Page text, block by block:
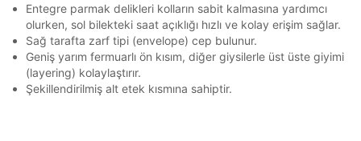
Entegre parmak delikleri kolların sabit kalmasına yardımcı
olurken, sol bilekteki saat açıklığı hızlı ve kolay erişim sağlar.
Sağ tarafta zarf tipi (envelope) cep bulunur.
Geniş yarım fermuarlı ön kısım, diğer giysilerle üst üste giyimi
(layering) kolaylaştırır.
Şekillendirilmiş alt etek kısmına sahiptir.
Çağrı Merkezi / Arama
Kişisel verilerimin Doğuş Perakende Satış Giyim ve
Aksesuar Ticaret A.Ş. bünyesinde yer alan
markalara ait ürünlerin bana özel pazarlanması ve
Doğuş Grubu şirketlerinde bulunan pazarlama
verilerimin kişiselleştirilmiş reklamcılık faaliyeti